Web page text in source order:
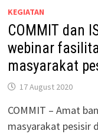
KEGIATAN
COMMIT dan
webinar
masyarakat
17 August 2020
COMMIT – Amat
masyarakat pesisir